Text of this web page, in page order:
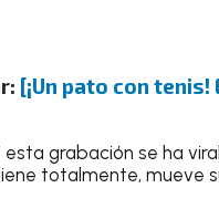
[¡Un pato con
esta grabación se ha
totalmente, mueve